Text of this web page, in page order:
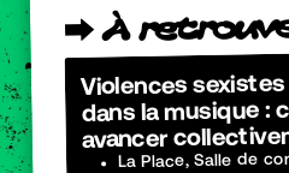
⮕ À
Violences
dans la musique :
avancer
La Place, Salle de